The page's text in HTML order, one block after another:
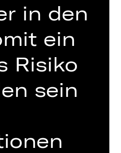
Orten
in den
ein
Risiko
sein